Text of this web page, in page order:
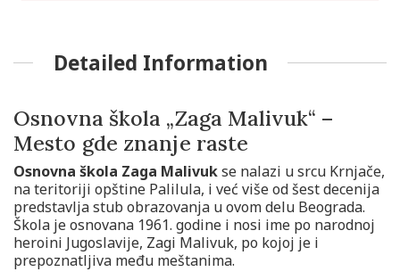
Detailed Information
Osnovna škola „Zaga Malivuk“ –
Mesto gde znanje raste
Osnovna škola Zaga Malivukse nalazi u srcu Krnjače,
na teritoriji opštine Palilula, i već više od šest decenija
predstavlja stub obrazovanja u ovom delu Beograda.
Škola je osnovana 1961. godine i nosi ime po narodnoj
heroini Jugoslavije, Zagi Malivuk, po kojoj je i
prepoznatljiva među meštanima.